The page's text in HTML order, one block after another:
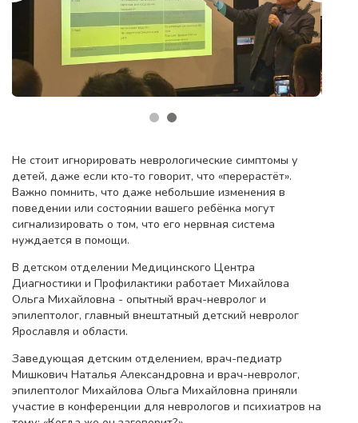
Не стоит игнорировать неврологические симптомы у
детей, даже если кто-то говорит, что «перерастёт».
Важно помнить, что даже небольшие изменения в
поведении или состоянии вашего ребёнка могут
сигнализировать о том, что его нервная система
нуждается в помощи.
В детском отделении Медицинского Центра
Диагностики и Профилактики работает Михайлова
Ольга Михайловна - опытный врач-невролог и
эпилептолог, главный внештатный детский невролог
Ярославля и области.
Заведующая детским отделением, врач-педиатр
Мишкович Наталья Александровна и врач-невролог,
эпилептолог Михайлова Ольга Михайловна приняли
участие в конференции для неврологов и психиатров на